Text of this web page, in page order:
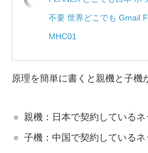
不要 世界どこでも Gmail
MHC01
原理を簡単に書くと親機と子機
親機：日本で契約している
子機：中国で契約している